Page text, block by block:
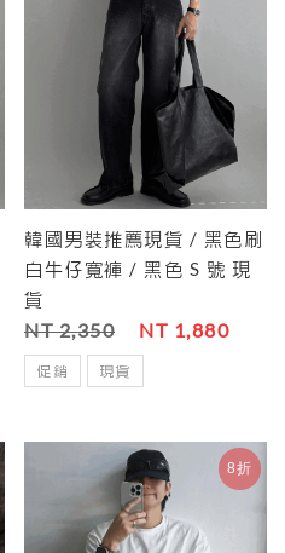
韓國男裝推薦現貨 / 黑色刷
白牛仔寬褲 / 黑色 S 號 現
貨
NT 2,350 NT 1,880
促銷 現貨
8折